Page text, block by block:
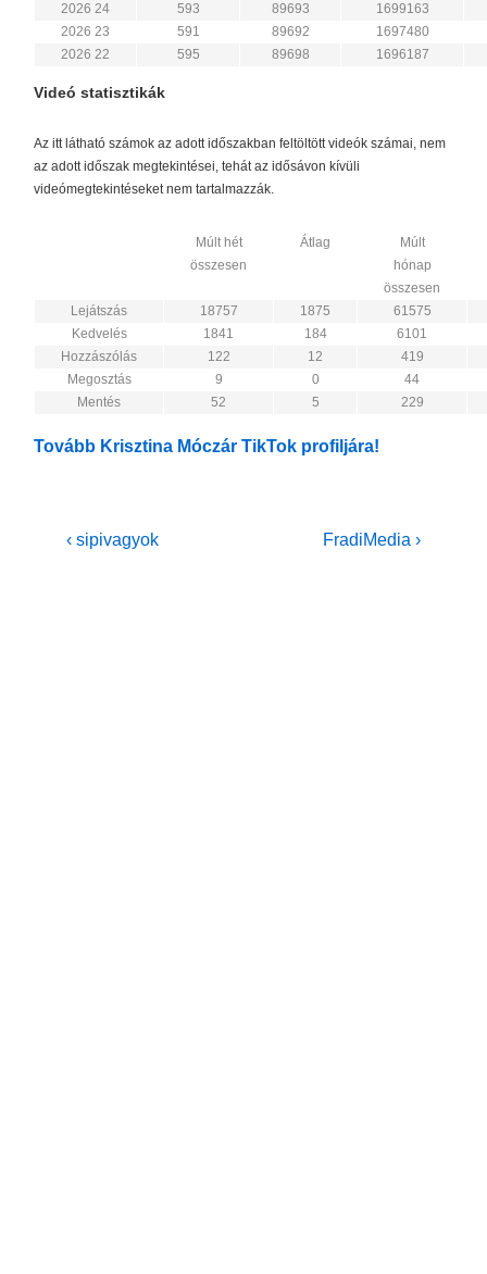
2026 24
593 89693
1699163
2026 23
591 89692
1697480
2026 22
595 89698 1696187
Videó statisztikák
Az itt látható számok az adott időszakban feltöltött videók számai, nem
az adott időszak megtekintései, tehát az idősávon kívüli
videómegtekintéseket nem tartalmazzák.
Múlt hét
összesen
Átlag
Múlt
hónap
összesen
Lejátszás
18757 1875
61575
Kedvelés
1841 184
6101
Hozzászólás
122 12
419
Megosztás
9 0
44
Mentés
52 5 229
Tovább Krisztina Móczár TikTok profiljára!
Bejegyzés
Previous
‹ sipivagyok
Next
FradiMedia ›